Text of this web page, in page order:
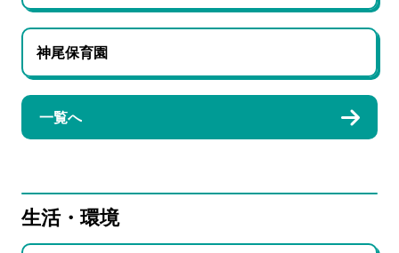
神尾保育園
一覧へ
生活・環境